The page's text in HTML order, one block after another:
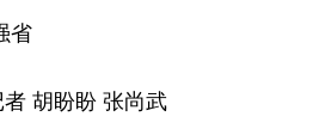
金融
省
胡盼盼 张尚武